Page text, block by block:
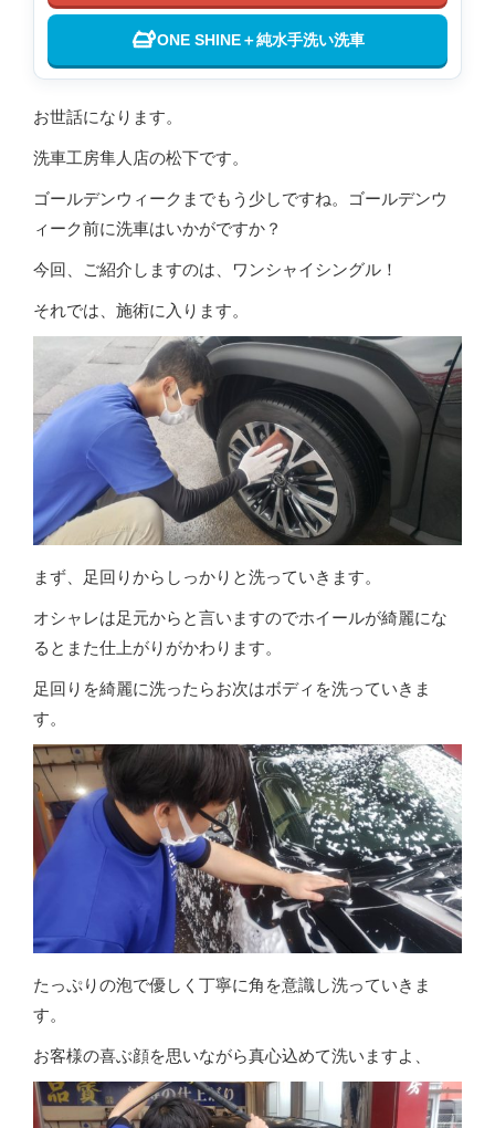
ONE SHINE＋純水手洗い洗車
お世話になります。
洗車工房隼人店の松下です。
ゴールデンウィークまでもう少しですね。ゴールデンウ
ィーク前に洗車はいかがですか？
今回、ご紹介しますのは、ワンシャイシングル！
それでは、施術に入ります。
まず、足回りからしっかりと洗っていきます。
オシャレは足元からと言いますのでホイールが綺麗にな
るとまた仕上がりがかわります。
足回りを綺麗に洗ったらお次はボディを洗っていきま
す。
たっぷりの泡で優しく丁寧に角を意識し洗っていきま
す。
お客様の喜ぶ顔を思いながら真心込めて洗いますよ、